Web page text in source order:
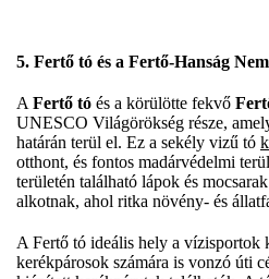
5. Fertő tó és a Fertő-Hanság
A Fertő tó és a körülötte fekvő
UNESCO Világörökség része,
határán terül el. Ez a sekély vizű tó
otthont, és fontos madárvédelmi
területén található lápok és
alkotnak, ahol ritka növény- és
A Fertő tó ideális hely a vízisportok
kerékpárosok számára is vonzó úti